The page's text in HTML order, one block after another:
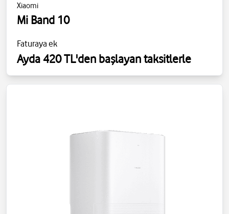
Xiaomi
Mi Band 10
Faturaya ek
Ayda 420 TL'den başlayan taksitlerle